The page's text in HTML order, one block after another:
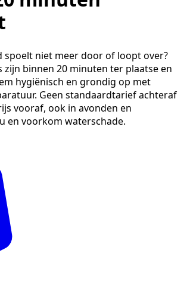
spoelt niet meer door of loopt over?
zijn binnen 20 minuten ter plaatse en
hygiënisch en grondig op met
Geen standaardtarief achteraf
vooraf, ook in avonden en
en voorkom waterschade.